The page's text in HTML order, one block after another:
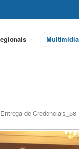
Multimídia
de Credenciais_58